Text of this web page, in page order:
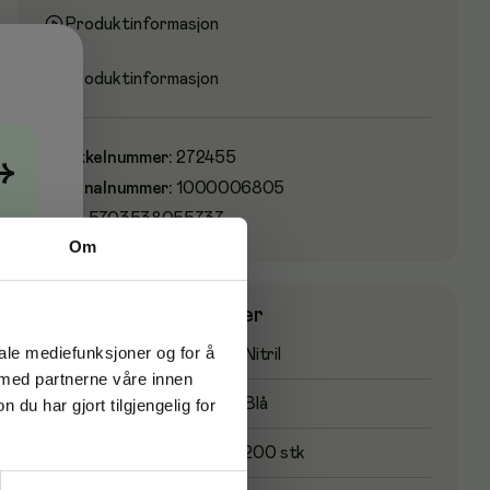
Om
mediefunksjoner og for å
partnerne våre innen
du har gjort tilgjengelig for
Produktinformasjon
Produktinformasjon
Artikkelnummer: 272455
Originalnummer: 1000006805
EAN: 5703538055737
Produktspesifikasjoner
Materiale Nitril
Farge Blå
200 stk